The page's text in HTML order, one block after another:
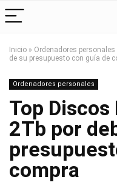
Inicio » Ordenadores personales
de su presupuesto con guía de
Ordenadores personales
Top
2Tb por
compra